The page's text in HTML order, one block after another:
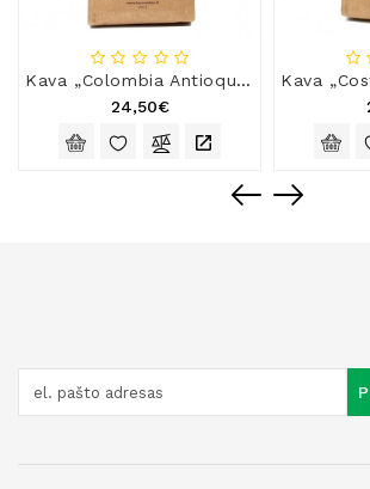
Kava „Colombia Antioquia Excelso“
24,50€